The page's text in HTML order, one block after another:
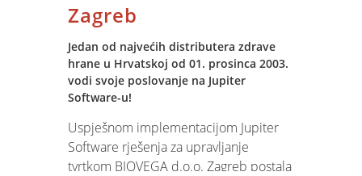
Zagreb
Jedan od najvećih distributera zdrave
hrane u Hrvatskoj od 01. prosinca 2003.
vodi svoje poslovanje na Jupiter
Software-u!
Uspješnom implementacijom Jupiter
Software rješenja za upravljanje
tvrtkom BIOVEGA d.o.o. Zagreb postala